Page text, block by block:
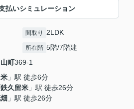
払いシミュレーション
間取り 2LDK
所在階 5階/7階建
町369-1
」駅 徒歩6分
久留米 」駅 徒歩26分
」駅 徒歩26分